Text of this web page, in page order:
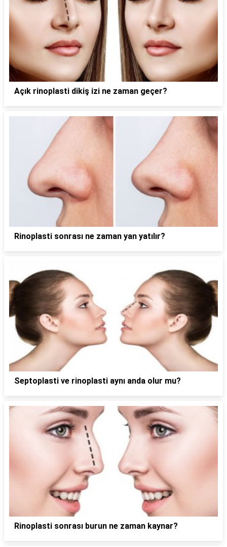
Açık rinoplasti dikiş izi ne zaman geçer?
Rinoplasti sonrası ne zaman yan yatılır?
Septoplasti ve rinoplasti aynı anda olur mu?
Rinoplasti sonrası burun ne zaman kaynar?